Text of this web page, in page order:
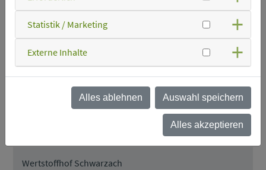
Wertstoffhof Rain
Wertstoffhof Rattenberg
Wertstoffhof Rattiszell
Wertstoffhof Schwarzach
Statistik / Marketing
Externe Inhalte
Alles ablehnen Auswahl speichern
Alles akzeptieren